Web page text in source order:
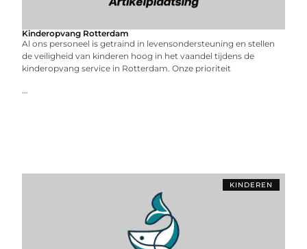
Kinderopvang Rotterdam
Al ons personeel is getraind in levensondersteuning en stellen
de veiligheid van kinderen hoog in het vaandel tijdens de
kinderopvang service in Rotterdam. Onze prioriteit
...
KINDEREN